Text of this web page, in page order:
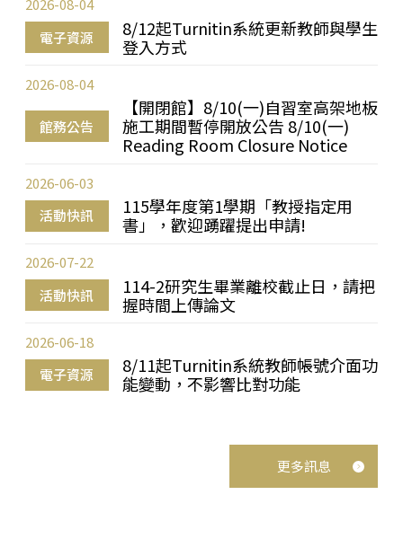
電子資源
8/12起Turnitin系統更新教師與學生
登入方式
2026-08-04
館務公告
【開閉館】8/10(一)自習室高架地板
施工期間暫停開放公告 8/10(一)
Reading Room Closure Notice
2026-08-04
活動快訊
115學年度第1學期「教授指定用
書」，歡迎踴躍提出申請!
2026-06-03
活動快訊
114-2研究生畢業離校截止日，請把
握時間上傳論文
2026-07-22
電子資源
8/11起Turnitin系統教師帳號介面功
能變動，不影響比對功能
2026-06-18
更多訊息